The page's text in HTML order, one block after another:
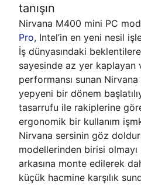
tanışın
Nirvana M400 mini PC
Pro, Intel’in en yeni nesil
İş dünyasındaki
sayesinde az yer kaplayan
performansı sunan
yepyeni bir dönem
tasarrufu ile rakiplerine
ergonomik bir kullanım
Nirvana sersinin göz
modellerinden birisi olmayı
arkasına monte edilerek
küçük hacmine karşılık